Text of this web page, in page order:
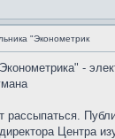
"Эконометрик
-
Центра